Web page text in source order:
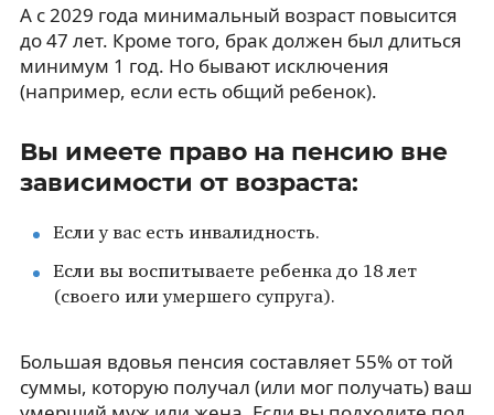
А с 2029 года минимальный возраст повысится
до 47 лет. Кроме того, брак должен был длиться
минимум 1 год. Но бывают исключения
(например, если есть общий ребенок).
Вы имеете право на пенсию вне
зависимости от возраста:
Если у вас есть инвалидность.
Если вы воспитываете ребенка до 18 лет
(своего или умершего супруга).
Большая вдовья пенсия составляет 55% от той
суммы, которую получал (или мог получать) ваш